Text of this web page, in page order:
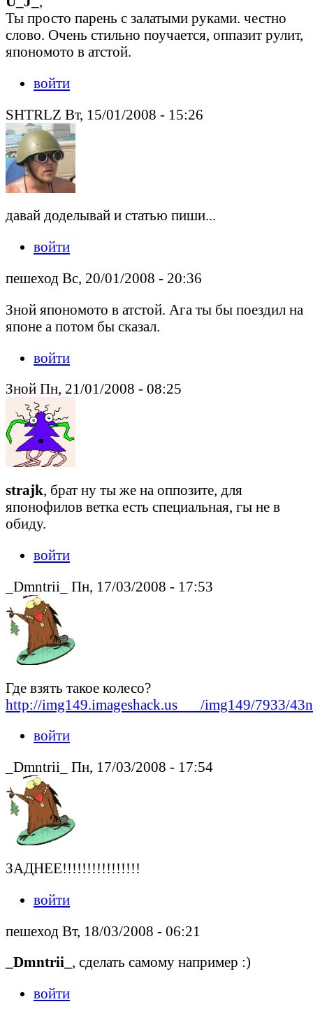
Ты просто парень с залатыми руками. честно
слово. Очень стильно поучается, оппазит рулит,
япономото в атстой.
войти
SHTRLZ Вт, 15/01/2008 - 15:26
давай доделывай и статью пиши...
войти
пешеход Вс, 20/01/2008 - 20:36
Зной япономото в атстой. Ага ты бы поездил на
японе а потом бы сказал.
войти
Зной Пн, 21/01/2008 - 08:25
strajk, брат ну ты же на оппозите, для
японофилов ветка есть специальная, гы не в
обиду.
войти
_Dmntrii_ Пн, 17/03/2008 - 17:53
Где взять такое колесо?
http://img149.imageshack.us___/img149/7933/
войти
_Dmntrii_ Пн, 17/03/2008 - 17:54
ЗАДНЕЕ!!!!!!!!!!!!!!!!
войти
пешеход Вт, 18/03/2008 - 06:21
_Dmntrii_ , сделать самому например :)
войти